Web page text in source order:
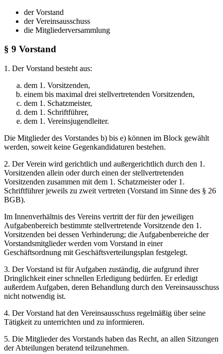
der Vorstand
der Vereinsausschuss
die Mitgliederversammlung
§ 9 Vorstand
1. Der Vorstand besteht aus:
dem 1. Vorsitzenden,
einem bis maximal drei stellvertretenden Vorsitzenden,
dem 1. Schatzmeister,
dem 1. Schriftführer,
dem 1. Vereinsjugendleiter.
Die Mitglieder des Vorstandes b) bis e) können im Block gewählt
werden, soweit keine Gegenkandidaturen bestehen.
2. Der Verein wird gerichtlich und außergerichtlich durch den 1.
Vorsitzenden allein oder durch einen der stellvertretenden
Vorsitzenden zusammen mit dem 1. Schatzmeister oder 1.
Schriftführer jeweils zu zweit vertreten (Vorstand im Sinne des § 26
BGB).
Im Innenverhältnis des Vereins vertritt der für den jeweiligen
Aufgabenbereich bestimmte stellvertretende Vorsitzende den 1.
Vorsitzenden bei dessen Verhinderung; die Aufgabenbereiche der
Vorstandsmitglieder werden vom Vorstand in einer
Geschäftsordnung mit Geschäftsverteilungsplan festgelegt.
3. Der Vorstand ist für Aufgaben zuständig, die aufgrund ihrer
Dringlichkeit einer schnellen Erledigung bedürfen. Er erledigt
außerdem Aufgaben, deren Behandlung durch den Vereinsausschuss
nicht notwendig ist.
4. Der Vorstand hat den Vereinsausschuss regelmäßig über seine
Tätigkeit zu unterrichten und zu informieren.
5. Die Mitglieder des Vorstands haben das Recht, an allen Sitzungen
der Abteilungen beratend teilzunehmen.